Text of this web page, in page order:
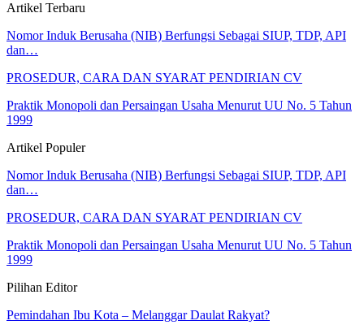
Artikel Terbaru
Nomor Induk Berusaha (NIB) Berfungsi Sebagai SIUP, TDP, API
dan…
PROSEDUR, CARA DAN SYARAT PENDIRIAN CV
Praktik Monopoli dan Persaingan Usaha Menurut UU No. 5 Tahun
1999
Artikel Populer
Nomor Induk Berusaha (NIB) Berfungsi Sebagai SIUP, TDP, API
dan…
PROSEDUR, CARA DAN SYARAT PENDIRIAN CV
Praktik Monopoli dan Persaingan Usaha Menurut UU No. 5 Tahun
1999
Pilihan Editor
Pemindahan Ibu Kota – Melanggar Daulat Rakyat?